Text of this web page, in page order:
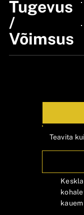
Tugevus
/
Võimsus
Teavita